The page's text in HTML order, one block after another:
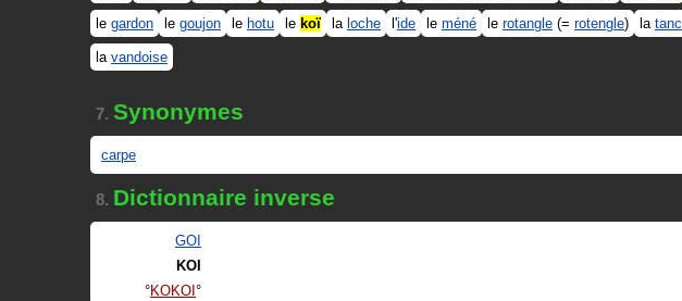
le gardon le goujon le hotu le koï la loche l'ide le méné le rotangle (= rotengle) la
la vandoise
7. Synonymes
carpe
8. Dictionnaire inverse
GOI
KOI
KOKOI